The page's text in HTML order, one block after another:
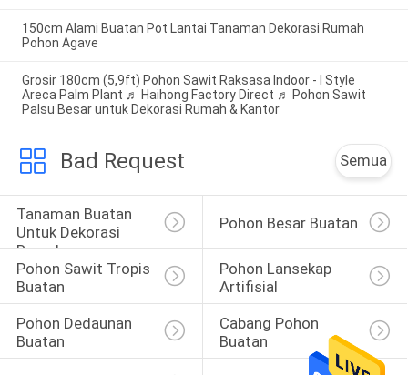
150cm Alami Buatan Pot Lantai Tanaman Dekorasi Rumah
Pohon Agave
Grosir 180cm (5,9ft) Pohon Sawit Raksasa Indoor - I Style
Areca Palm Plant ♬ Haihong Factory Direct ♬ Pohon Sawit
Palsu Besar untuk Dekorasi Rumah & Kantor
Bad Request Semua
Tanaman Buatan
Untuk Dekorasi
Rumah
Pohon Besar Buatan
Pohon Sawit Tropis
Buatan
Pohon Lansekap
Artifisial
Pohon Dedaunan
Buatan
Cabang Pohon
Buatan